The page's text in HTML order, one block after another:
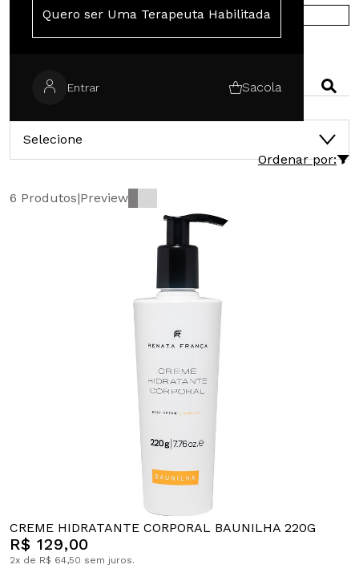
Quero ser Uma Terapeuta Habilitada
Entrar Sacola
COMPRE NA EUROPA
Selecione
Ordenar por:
6 Produtos|Preview
CREME HIDRATANTE CORPORAL BAUNILHA 220G
R$ 129,00
2x de R$ 64,50 sem juros.